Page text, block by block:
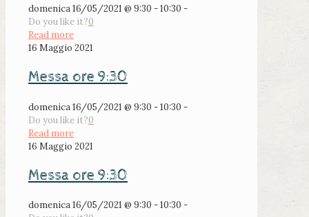
domenica 16/05/2021 @ 9:30 - 10:30 -
Do you like it?0
Read more
16 Maggio 2021
Messa ore 9:30
domenica 16/05/2021 @ 9:30 - 10:30 -
Do you like it?0
Read more
16 Maggio 2021
Messa ore 9:30
domenica 16/05/2021 @ 9:30 - 10:30 -